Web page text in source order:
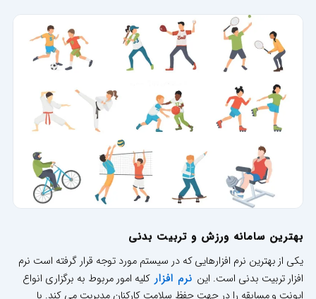
بهترین سامانه ورزش و تربیت بدنی
یکی از بهترین نرم افزارهایی که در سیستم مورد توجه قرار گرفته است نرم
افزار تربیت بدنی است. این نرم افزار کلیه امور مربوط به برگزاری انواع
ایونت و مسابقه را در جهت حفظ سلامت کارکنان مدیریت می کند. با